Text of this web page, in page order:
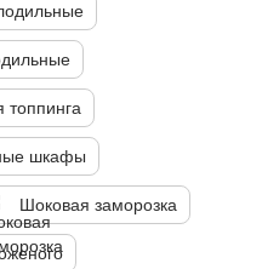
шкафы
Шоковая заморозка